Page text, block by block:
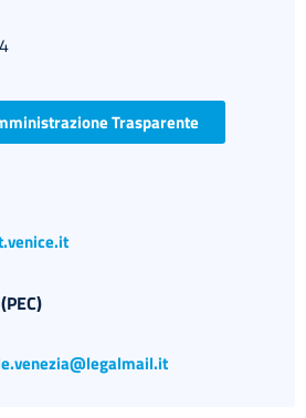
Trasparente